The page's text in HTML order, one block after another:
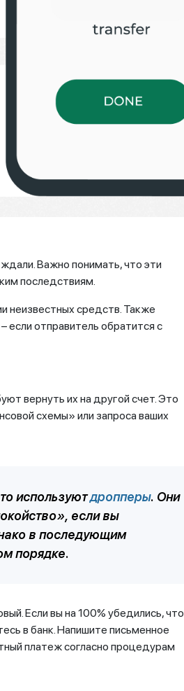
Важно понимать, что эти
последствиям.
неизвестных средств. Также
если отправитель обратится с
вернуть их на другой счет. Это
схемы» или запроса ваших
используютдропперы. Они
если вы
в последующим
порядке.
Если вы на 100% убедились, что
в банк. Напишите письменное
платеж согласно процедурам